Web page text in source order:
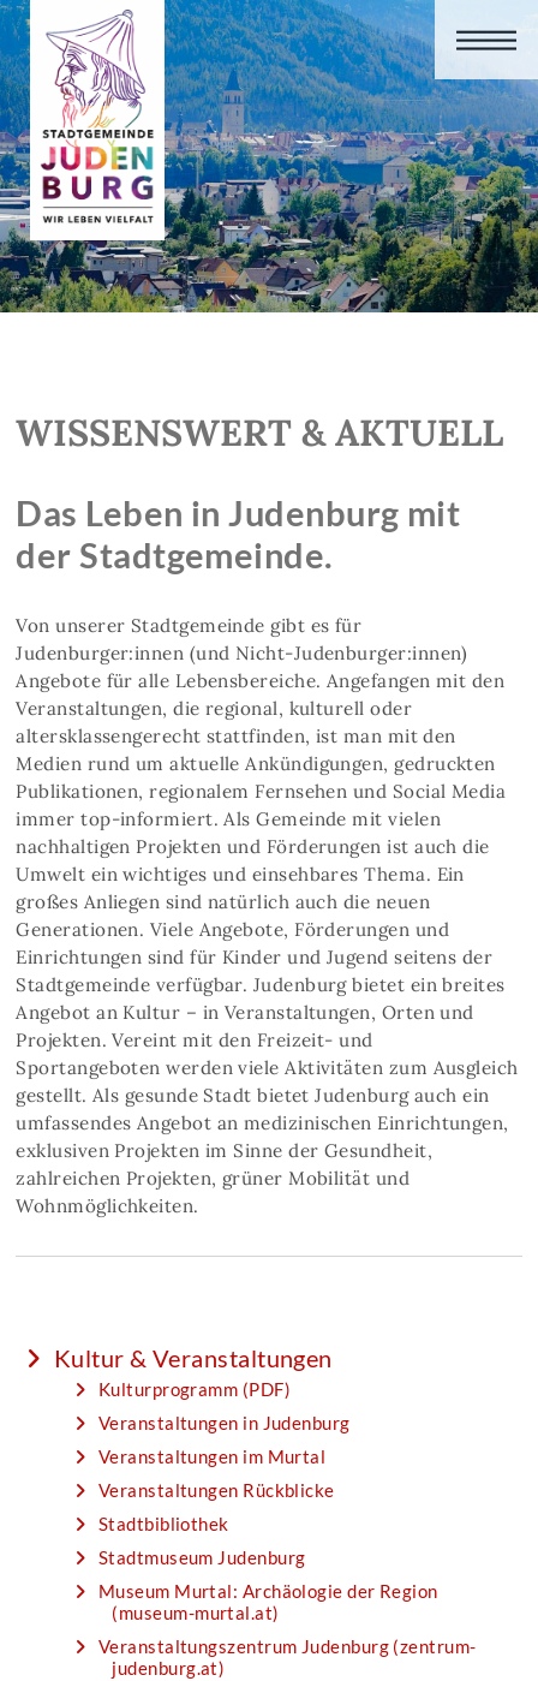
WISSENSWERT & AKTUELL
Das Leben in Judenburg mit
der Stadtgemeinde.
Von unserer Stadtgemeinde gibt es für
Judenburger:innen (und Nicht-Judenburger:innen)
Angebote für alle Lebensbereiche. Angefangen mit den
Veranstaltungen, die regional, kulturell oder
altersklassengerecht stattfinden, ist man mit den
Medien rund um aktuelle Ankündigungen, gedruckten
Publikationen, regionalem Fernsehen und Social Media
immer top-informiert. Als Gemeinde mit vielen
nachhaltigen Projekten und Förderungen ist auch die
Umwelt ein wichtiges und einsehbares Thema. Ein
großes Anliegen sind natürlich auch die neuen
Generationen. Viele Angebote, Förderungen und
Einrichtungen sind für Kinder und Jugend seitens der
Stadtgemeinde verfügbar. Judenburg bietet ein breites
Angebot an Kultur – in Veranstaltungen, Orten und
Projekten. Vereint mit den Freizeit- und
Sportangeboten werden viele Aktivitäten zum Ausgleich
gestellt. Als gesunde Stadt bietet Judenburg auch ein
umfassendes Angebot an medizinischen Einrichtungen,
exklusiven Projekten im Sinne der Gesundheit,
zahlreichen Projekten, grüner Mobilität und
Wohnmöglichkeiten.
Kultur & Veranstaltungen
Kulturprogramm (PDF)
Veranstaltungen in Judenburg
Veranstaltungen im Murtal
Veranstaltungen Rückblicke
Stadtbibliothek
Stadtmuseum Judenburg
Museum Murtal: Archäologie der Region
(museum-murtal.at)
Veranstaltungszentrum Judenburg (zentrum-
judenburg.at)